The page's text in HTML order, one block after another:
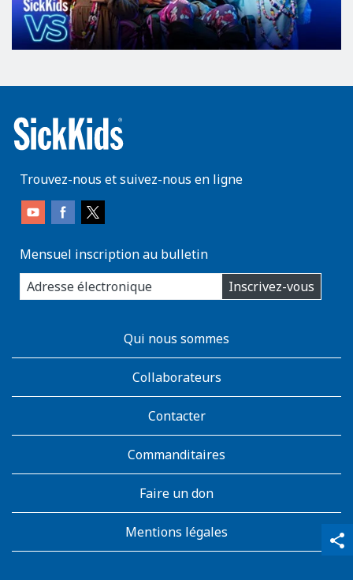
share
qr_code_scanner
content_copy
Trouvez-nous et suivez-nous en ligne
Mensuel inscription au bulletin
enter
you
email
Inscrivez-vous
AboutKidsHealthQui nous sommes
Collaborateurs
Contacter
Commanditaires
Faire un don
Mentions légales